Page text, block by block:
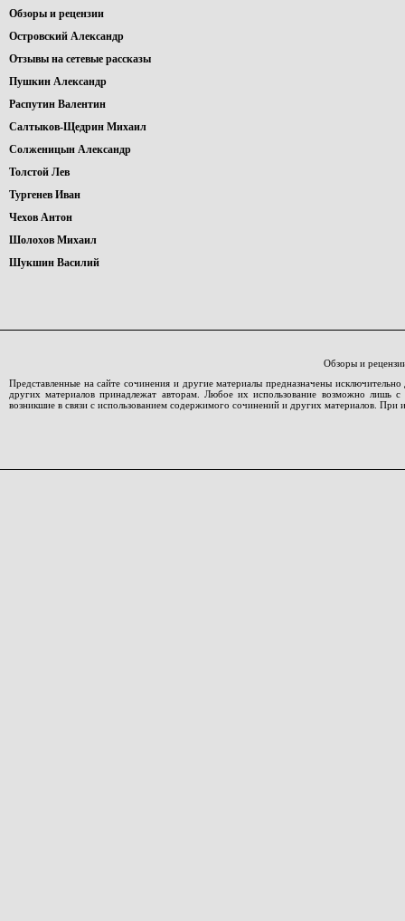
Обзоры и рецензии
Островский Александр
Отзывы на сетевые рассказы
Пушкин Александр
Распутин Валентин
Салтыков-Щедрин Михаил
Солженицын Александр
Толстой Лев
Тургенев Иван
Чехов Антон
Шолохов Михаил
Шукшин Василий
Обзоры и
Представленные на сайте сочинения и другие материалы предназначены
других материалов принадлежат авторам. Любое их использование возможно лишь с
возникшие в связи с использованием содержимого сочинений и других материалов.